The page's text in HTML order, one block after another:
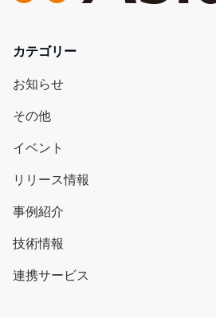
カテゴリー
お知らせ
その他
イベント
リリース情報
事例紹介
技術情報
連携サービス